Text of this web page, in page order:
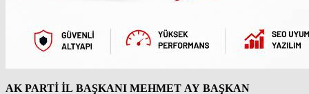
AK PARTİ İL BAŞKANI MEHMET AY BAŞKAN